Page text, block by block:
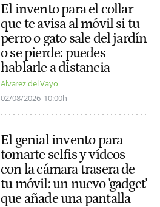
El invento para el collar
que te avisa al móvil si tu
perro o gato sale del jardín
o se pierde: puedes
hablarle a distancia
Alvarez del Vayo
02/08/2026 10:00h
El genial invento para
tomarte selfis y vídeos
con la cámara trasera de
tu móvil: un nuevo 'gadget'
que añade una pantalla